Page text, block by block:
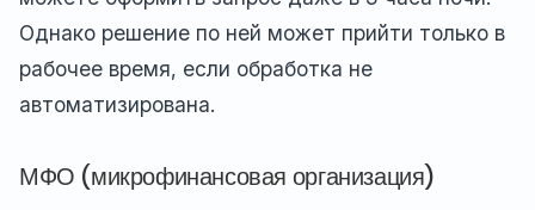
Однако решение по ней может прийти только в
рабочее время, если обработка не
автоматизирована.
МФО (микрофинансовая организация)